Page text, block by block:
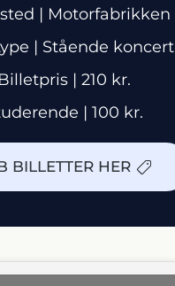
| Motorfabrikken
| Stående koncert
Billetpris | 210 kr.
| 100 kr.
BILLETTER HER